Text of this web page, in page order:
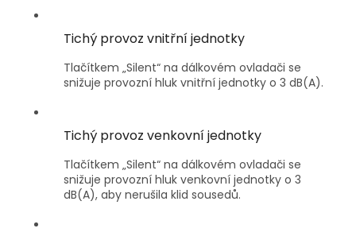
Tichý provoz vnitřní jednotky
Tlačítkem „Silent“ na dálkovém ovladači se
snižuje provozní hluk vnitřní jednotky o 3 dB(A).
Tichý provoz venkovní jednotky
Tlačítkem „Silent“ na dálkovém ovladači se
snižuje provozní hluk venkovní jednotky o 3
dB(A), aby nerušila klid sousedů.